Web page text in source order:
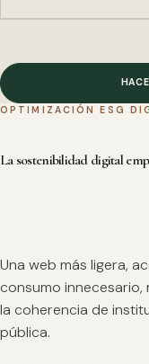
OPTIMIZACIÓN ESG
La sostenibilidad digital
Una web más ligera,
consumo innecesario,
la coherencia de
pública.